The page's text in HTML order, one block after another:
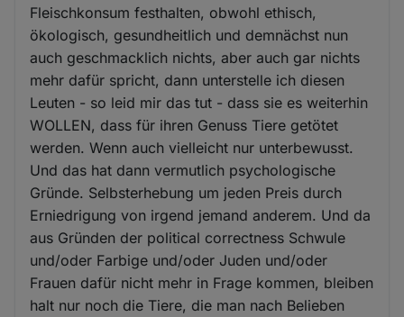
Fleischkonsum festhalten, obwohl ethisch,
ökologisch, gesundheitlich und demnächst nun
auch geschmacklich nichts, aber auch gar nichts
mehr dafür spricht, dann unterstelle ich diesen
Leuten - so leid mir das tut - dass sie es weiterhin
WOLLEN, dass für ihren Genuss Tiere getötet
werden. Wenn auch vielleicht nur unterbewusst.
Und das hat dann vermutlich psychologische
Gründe. Selbsterhebung um jeden Preis durch
Erniedrigung von irgend jemand anderem. Und da
aus Gründen der political correctness Schwule
und/oder Farbige und/oder Juden und/oder
Frauen dafür nicht mehr in Frage kommen, bleiben
halt nur noch die Tiere, die man nach Belieben